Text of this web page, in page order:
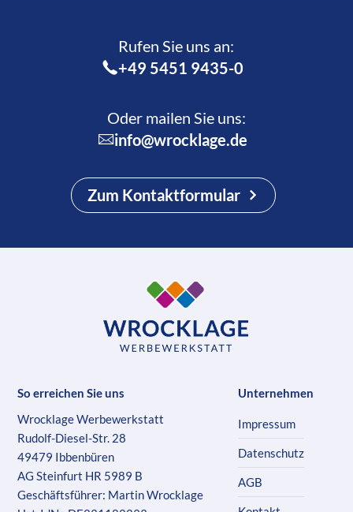
Rufen Sie uns an:­
+49 5451 9435-0
Oder mailen Sie uns:
info@wrocklage.de
Zum Kontaktformular
So erreichen Sie uns
Wrocklage Werbewerkstatt
Rudolf-Diesel-Str. 28
49479 Ibbenbüren
AG Steinfurt HR 5989 B
Geschäftsführer: Martin Wrocklage
Unternehmen
Impressum
Datenschutz
AGB